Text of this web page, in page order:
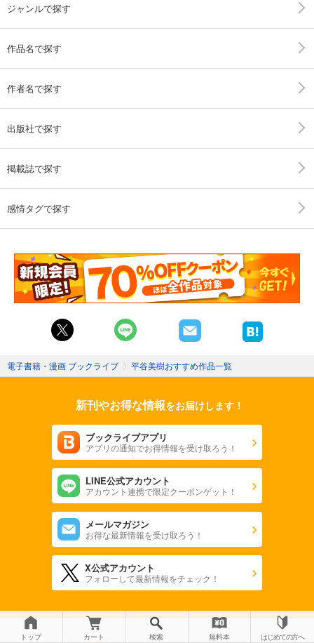
ジャンルで探す
作品名で探す
作者名で探す
出版社で探す
掲載誌で探す
感情タグで探す
電子書籍・漫画 ブックライブ 〉 平谷美樹おすすめ作品一覧
新刊やお得な情報をお届けします！
ブックライブアプリ
アプリの通知でお得情報を受け取ろう！
LINE公式アカウント
アカウント連携で限定クーポンゲット！
メールマガジン
お得な最新情報を受け取ろう！
X公式アカウント
フォローして最新情報をチェック！
トップ カート 検索 無料本 はじめての方へ